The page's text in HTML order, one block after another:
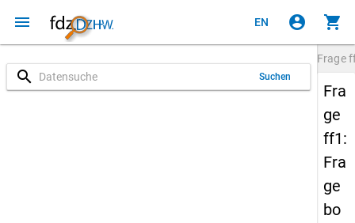
menu EN account_circle shopping_cart
search Suchen
Frage
Fra
ge
ff1:
Fra
ge
bo